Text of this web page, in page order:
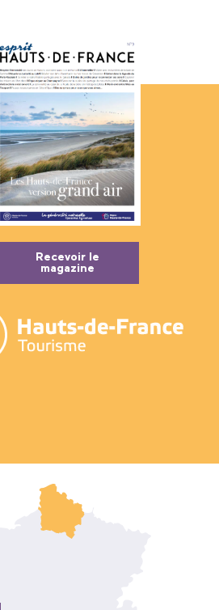
Recevoir le
magazine